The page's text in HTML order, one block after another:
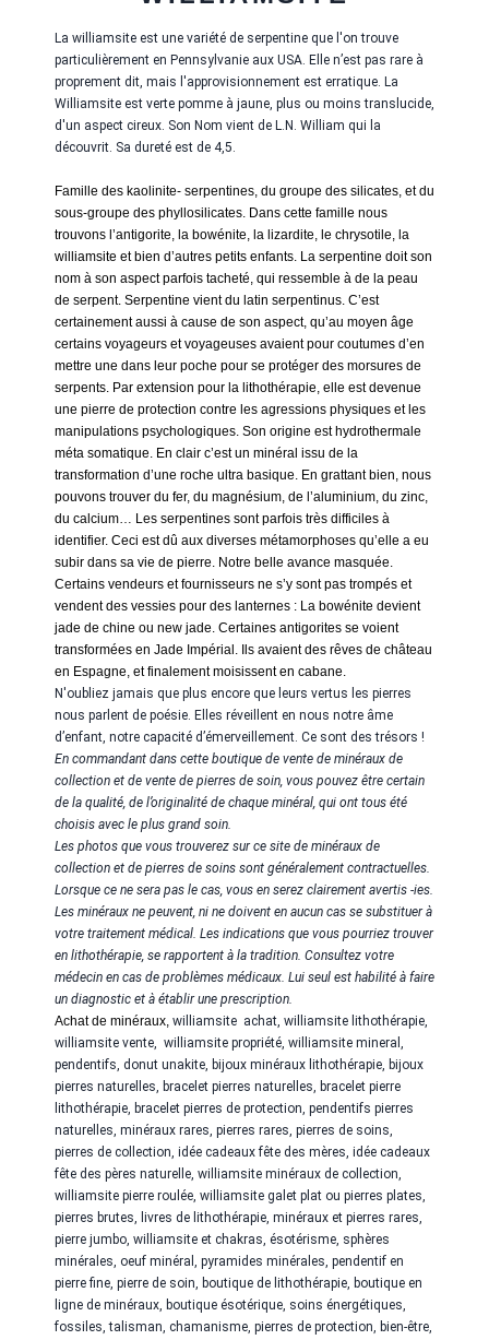
La williamsite est une variété de serpentine que l'on trouve
particulièrement en Pennsylvanie aux USA. Elle n’est pas rare à
proprement dit, mais l'approvisionnement est erratique. La
Williamsite est verte pomme à jaune, plus ou moins translucide,
d'un aspect cireux. Son Nom vient de L.N. William qui la
découvrit. Sa dureté est de 4,5.
Famille des kaolinite- serpentines, du groupe des silicates, et du
sous-groupe des phyllosilicates. Dans cette famille nous
trouvons l’antigorite, la bowénite, la lizardite, le chrysotile, la
williamsite et bien d’autres petits enfants. La serpentine doit son
nom à son aspect parfois tacheté, qui ressemble à de la peau
de serpent. Serpentine vient du latin serpentinus. C’est
certainement aussi à cause de son aspect, qu’au moyen âge
certains voyageurs et voyageuses avaient pour coutumes d’en
mettre une dans leur poche pour se protéger des morsures de
serpents. Par extension pour la lithothérapie, elle est devenue
une pierre de protection contre les agressions physiques et les
manipulations psychologiques. Son origine est hydrothermale
méta somatique. En clair c’est un minéral issu de la
transformation d’une roche ultra basique. En grattant bien, nous
pouvons trouver du fer, du magnésium, de l’aluminium, du zinc,
du calcium… Les serpentines sont parfois très difficiles à
identifier. Ceci est dû aux diverses métamorphoses qu’elle a eu
subir dans sa vie de pierre. Notre belle avance masquée.
Certains vendeurs et fournisseurs ne s’y sont pas trompés et
vendent des vessies pour des lanternes : La bowénite devient
jade de chine ou new jade. Certaines antigorites se voient
transformées en Jade Impérial. Ils avaient des rêves de château
en Espagne, et finalement moisissent en cabane.
N'oubliez jamais que plus encore que leurs vertus les pierres
nous parlent de poésie. Elles réveillent en nous notre âme
d’enfant, notre capacité d’émerveillement. Ce sont des trésors !
En commandant dans cette boutique de vente de minéraux de
collection et de vente de pierres de soin, vous pouvez être certain
de la qualité, de l’originalité de chaque minéral, qui ont tous été
choisis avec le plus grand soin.
Les photos que vous trouverez sur ce site de minéraux de
collection et de pierres de soins sont généralement contractuelles.
Lorsque ce ne sera pas le cas, vous en serez clairement avertis -ies.
Les minéraux ne peuvent, ni ne doivent en aucun cas se substituer à
votre traitement médical. Les indications que vous pourriez trouver
en lithothérapie, se rapportent à la tradition. Consultez votre
médecin en cas de problèmes médicaux. Lui seul est habilité à faire
un diagnostic et à établir une prescription.
Achat de minéraux, williamsite achat, williamsite lithothérapie,
williamsite vente, williamsite propriété, williamsite mineral,
pendentifs, donut unakite, bijoux minéraux lithothérapie, bijoux
pierres naturelles, bracelet pierres naturelles, bracelet pierre
lithothérapie, bracelet pierres de protection, pendentifs pierres
naturelles, minéraux rares, pierres rares, pierres de soins,
pierres de collection, idée cadeaux fête des mères, idée cadeaux
fête des pères naturelle, williamsite minéraux de collection,
williamsite pierre roulée, williamsite galet plat ou pierres plates,
pierres brutes, livres de lithothérapie, minéraux et pierres rares,
pierre jumbo, williamsite et chakras, ésotérisme, sphères
minérales, oeuf minéral, pyramides minérales, pendentif en
pierre fine, pierre de soin, boutique de lithothérapie, boutique en
ligne de minéraux, boutique ésotérique, soins énergétiques,
fossiles, talisman, chamanisme, pierres de protection, bien-être,